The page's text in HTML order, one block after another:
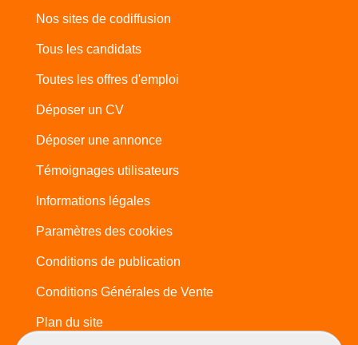
Nos sites de codiffusion
Tous les candidats
Toutes les offres d'emploi
Déposer un CV
Déposer une annonce
Témoignages utilisateurs
Informations légales
Paramètres des cookies
Conditions de publication
Conditions Générales de Vente
Plan du site